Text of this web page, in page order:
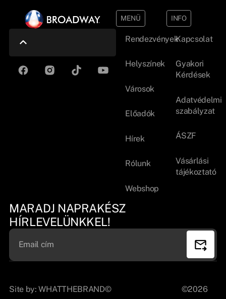
MENÜ
Rendezvények
Helyszínek
Városok
Előadók
Hírek
Rólunk
Webshop
INFO
Kapcsolat
Gyakori
Kérdések
Adatvédelmi
szabályzat
ÁSZF
Vásárlási
tájékoztató
MARADJ NAPRAKÉSZ
HÍRLEVELÜNKKEL!
Site by:WHATTHEBRAND© ©2026